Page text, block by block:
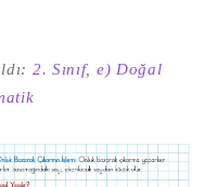
2. Sınıf, e) Doğal